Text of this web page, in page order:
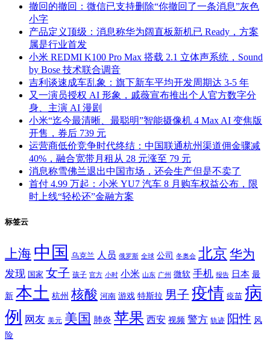
撤回的撤回：微信已支持删除“你撤回了一条消息”灰色
小字
产品定义顶级：消息称华为阔直板新机已 Ready，方案
属是行业首发
小米 REDMI K100 Pro Max 搭载 2.1 立体声系统，Sound
by Bose 技术联合调音
吉利谈速成车乱象：旗下新车平均开发周期达 3-5 年
又一演员授权 AI 形象，戚薇宣布推出个人官方数字分
身、主演 AI 漫剧
小米“迄今最清晰、最聪明”智能摄像机 4 Max AI 变焦版
开售，券后 739 元
运营商低价竞争时代终结：中国联通杭州渠道佣金骤减
40%，融合宽带月租从 28 元涨至 79 元
消息称雪佛兰退出中国市场，还会生产但是不卖了
首付 4.99 万起：小米 YU7 汽车 8 月购车权益公布，限
时上线“轻松还”金融方案
标签云
上海 中国 乌克兰 人员 俄罗斯 全球 公司 冬奥会 北京 华为
发现 国家 女子 孩子 官方 小时 小米 山东 广州 微软 手机 报告 日本 最
新 本土 杭州 核酸 河南 游戏 特斯拉 男子 疫情 疫苗 病
例
网友 美元 美国 肺炎 苹果 西安 视频 警方 轨迹 阳性 风
险